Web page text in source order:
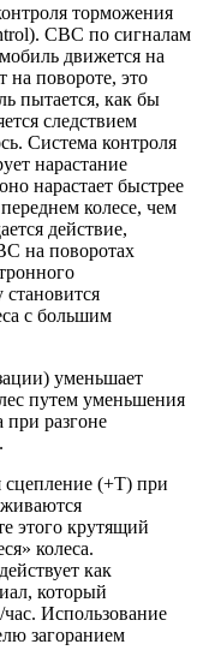
торможения
СВС по сигналам
движется на
на повороте, это
пытается, как бы
следствием
Система контроля
нарастание
нарастает быстрее
колесе, чем
действие,
на поворотах
становится
с большим
уменьшает
путем уменьшения
при разгоне
(+Т) при
этого крутящий
колеса.
как
который
Использование
загоранием